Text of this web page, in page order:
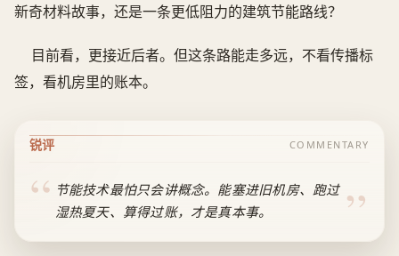
新奇材料故事，还是一条更低阻力的建筑节能路线？
目前看，更接近后者。但这条路能走多远，不看传播标
签，看机房里的账本。
锐评 COMMENTARY
节能技术最怕只会讲概念。能塞进旧机房、跑过
湿热夏天、算得过账，才是真本事。